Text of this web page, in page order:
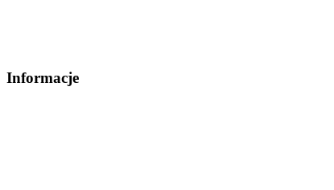
Informacje